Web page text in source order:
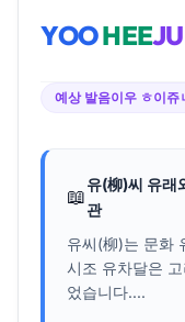
YOOHEE
예상 발음이우 ㅎ이쥬
📖
유(柳)씨 유래
관
유씨(柳)는 문화
시조 유차달은
었습니다....